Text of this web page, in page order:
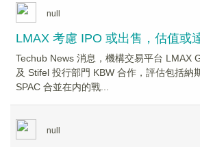
null
LMAX 考慮 IPO 或出售，估值或
Techub News 消息，機構交易平台 LMAX
及 Stifel 投行部門 KBW 合作，評估包括納
SPAC 合並在内的戰...
null